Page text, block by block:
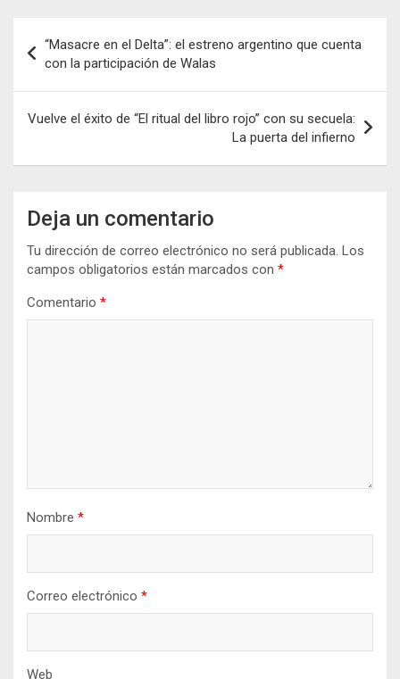
de
entradas
“Masacre en el Delta”: el estreno argentino que cuenta
con la participación de Walas
Vuelve el éxito de “El ritual del libro rojo” con su secuela:
La puerta del infierno
Deja un comentario
Tu dirección de correo electrónico no será publicada. Los
campos obligatorios están marcados con *
Comentario *
Nombre *
Correo electrónico *
Web